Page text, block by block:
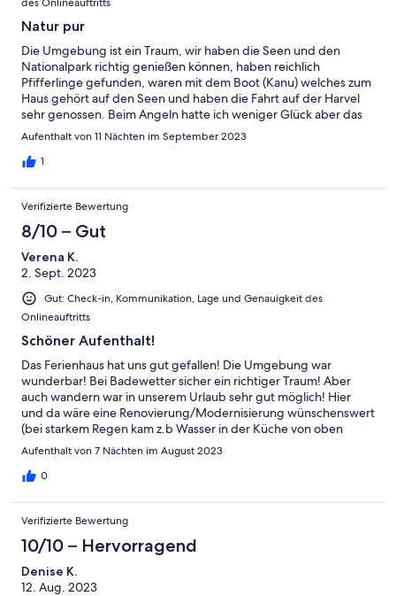
Natur pur
Die Umgebung ist ein Traum, wir haben die Seen und den
Nationalpark richtig genießen können, haben reichlich
Pfifferlinge gefunden, waren mit dem Boot (Kanu) welches zum
Haus gehört auf den Seen und haben die Fahrt auf der Harvel
sehr genossen. Beim Angeln hatte ich weniger Glück aber das
kann auch am „Angler“ liegen. Die ausgedehnten
Sparziergänge, teils bis zu 20 Kilometer, waren für uns sehr
beruhigend. Sehr ruhige Lage und nette Menschen. Gerne
Aufenthalt von 11 Nächten im September 2023
1
Verifizierte Bewertung
8/10 – Gut
Verena K.
2. Sept. 2023
Gut: Check-in, Kommunikation, Lage und Genauigkeit des
Onlineauftritts
Schöner Aufenthalt!
Das Ferienhaus hat uns gut gefallen! Die Umgebung war
wunderbar! Bei Badewetter sicher ein richtiger Traum! Aber
auch wandern war in unserem Urlaub sehr gut möglich! Hier
und da wäre eine Renovierung/Modernisierung wünschenswert
(bei starkem Regen kam z.b Wasser in der Küche von oben
herunter getropft) und die Sauberkeit wäre an einigen Stellen
auch noch verbesserungswürdig. Aber im Allgemeinen hatten
wir eine tolle Woche und können es auf jeden Fall
umzäunt war. Perfekt für Urlauber mit Hund!
Aufenthalt von 7 Nächten im August 2023
0
Verifizierte Bewertung
10/10 – Hervorragend
Denise K.
12. Aug. 2023